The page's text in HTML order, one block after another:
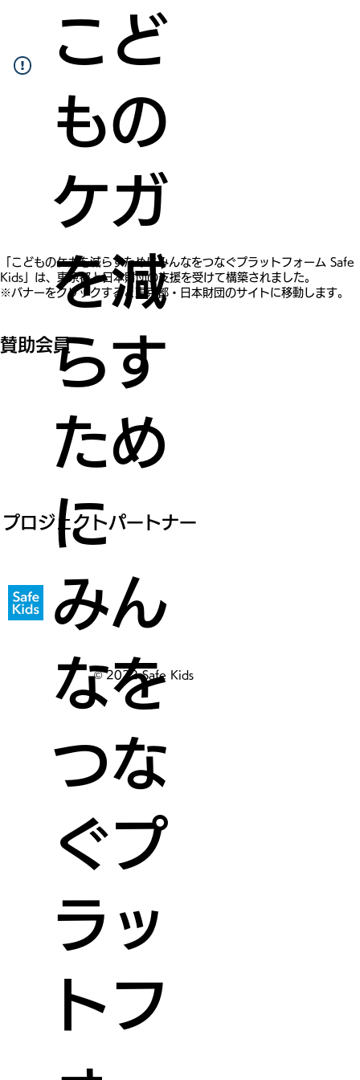
こど
もの
ケガ
を減
らす
ため
に
みん
なを
つな
ぐプ
ラッ
トフ
​「こどものケガを減らすためにみんなをつなぐプラットフォーム Safe
Kids」は、東京都と日本財団の支援を受けて構築されました。
※バナーをクリックすると東京都・日本財団のサイトに移動します。
賛助会員
プロジェクトパートナー
© 2022 Safe Kids